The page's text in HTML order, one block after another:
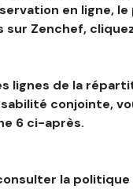
en ligne,
sur Zenchef,
lignes de la
conjointe,
6 ci-après.
la